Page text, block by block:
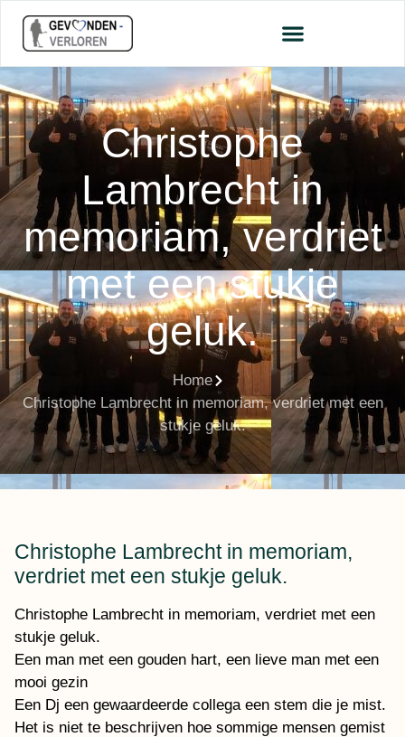
Christophe
Lambrecht in
memoriam, verdriet
met een stukje
geluk.
Home
Christophe Lambrecht in memoriam, verdriet met een
stukje geluk.
Christophe Lambrecht in memoriam,
verdriet met een stukje geluk.
Christophe Lambrecht in memoriam, verdriet met een
stukje geluk.
Een man met een gouden hart, een lieve man met een
mooi gezin
Een Dj een gewaardeerde collega een stem die je mist.
Het is niet te beschrijven hoe sommige mensen gemist